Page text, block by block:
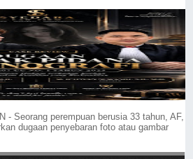
- Seorang perempuan berusia 33 tahun, AF,
dugaan penyebaran foto atau gambar